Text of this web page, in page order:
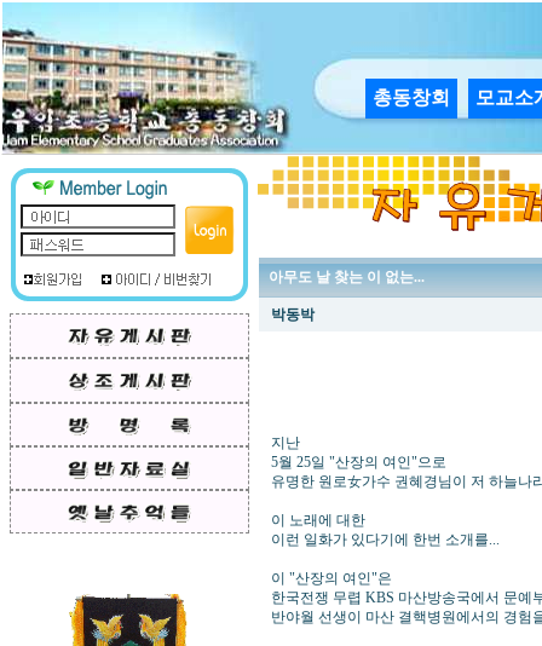
총동창회 모교소
아무도 날 찾는 이 없는...
박동박
지난
5월 25일 "산장의 여인"으로
유명한 원로女가수 권혜경님이 저 하늘나
이 노래에 대한
이런 일화가 있다기에 한번 소개를...
이 "산장의 여인"은
한국전쟁 무렵 KBS 마산방송국에서 문예
반야월 선생이 마산 결핵병원에서의 경험